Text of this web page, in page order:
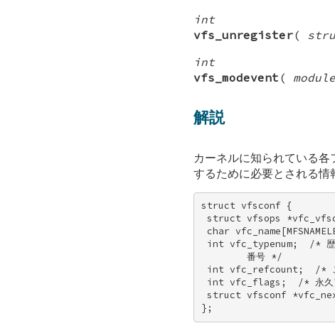
int
vfs_unregister(
int
vfs_modevent (
解説
カーネルに知られている
するために必要とされる情
struct vfsconf {
struct vfsops
char
int vfc_typenum;  /* 歴史
        番号 */
int vfc_refcount;  /* この
int vfc_flags;  /* 永久
struct vfsconf
};